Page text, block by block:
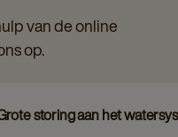
van de online
op.
storing aan het